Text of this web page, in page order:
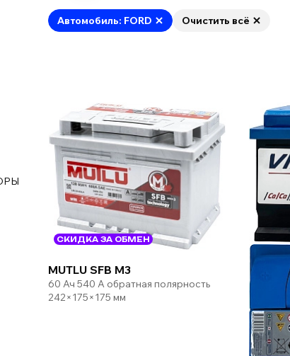
Автомобиль: FORD Очистить всё
СКИДКА ЗА ОБМЕН
MUTLU SFB M3
60 Ач 540 А обратная полярность
242×175×175 мм